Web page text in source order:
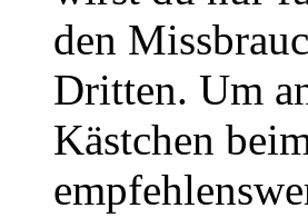
den
Dritten. Um
Kästchen